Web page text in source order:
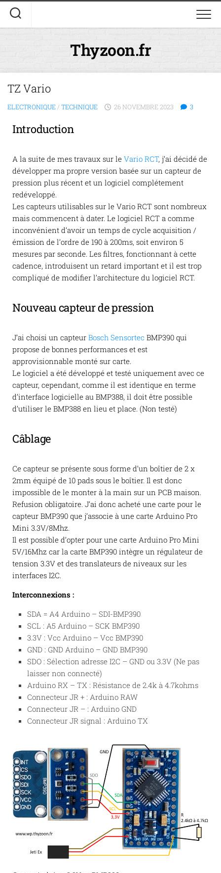
Thyzoon.fr
TZ Vario
ELECTRONIQUE/ TECHNIQUE 26 NOVEMBRE 2023 3
Introduction
A la suite de mes travaux sur le Vario RCT, j’ai décidé de
développer ma propre version basée sur un capteur de
pression plus récent et un logiciel complétement
redéveloppé.
Les capteurs utilisables sur le Vario RCT sont nombreux
mais commencent à dater. Le logiciel RCT a comme
inconvénient d’avoir un temps de cycle acquisition /
émission de l’ordre de 190 à 200ms, soit environ 5
mesures par seconde. Les filtres, fonctionnant à cette
cadence, introduisent un retard important et il est trop
compliqué de modifier l’architecture du logiciel RCT.
Nouveau capteur de pression
J’ai choisi un capteur Bosch Sensortec BMP390 qui
propose de bonnes performances et est
approvisionnable monté sur carte.
Le logiciel a été développé et testé uniquement avec ce
capteur, cependant, comme il est identique en terme
d’interface logicielle au BMP388, il doit être possible
d’utiliser le BMP388 en lieu et place. (Non testé)
Câblage
Ce capteur se présente sous forme d’un boîtier de 2 x
2mm équipé de 10 pads sous le boîtier. Il est donc
impossible de le monter à la main sur un PCB maison.
Refusion obligatoire. J’ai donc acheté une carte pour le
capteur BMP390 que j’associe à une carte Arduino Pro
Mini 3.3V/8Mhz.
Il est possible d’opter pour une carte Arduino Pro Mini
5V/16Mhz car la carte BMP390 intègre un régulateur de
tension 3.3V et des translateurs de niveaux sur les
interfaces I2C.
Interconnexions :
SDA = A4 Arduino – SDI-BMP390
SCL : A5 Arduino – SCK BMP390
3.3V : Vcc Arduino – Vcc BMP390
GND : GND Arduino – GND BMP390
SDO : Sélection adresse I2C – GND ou 3.3V (Ne pas
laisser non connecté)
Arduino RX – TX : Résistance de 2.4k à 4.7kohms
Connecteur JR + : Arduino RAW
Connecteur JR – : Arduino GND
Connecteur JR signal : Arduino TX